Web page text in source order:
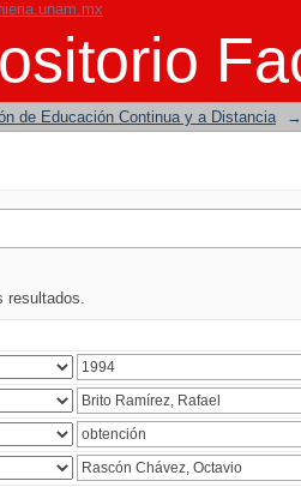
de Educación Continua y a Distancia →
resultados.